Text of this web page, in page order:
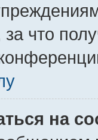
что
на